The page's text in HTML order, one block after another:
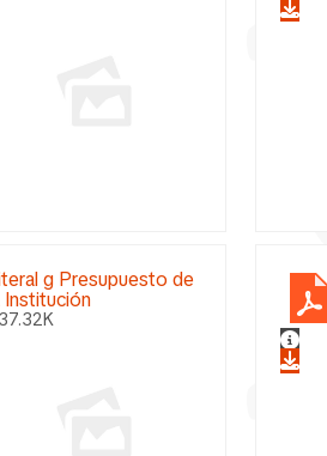
g Presupuesto de
Institución